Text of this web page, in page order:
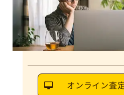
オンライン査